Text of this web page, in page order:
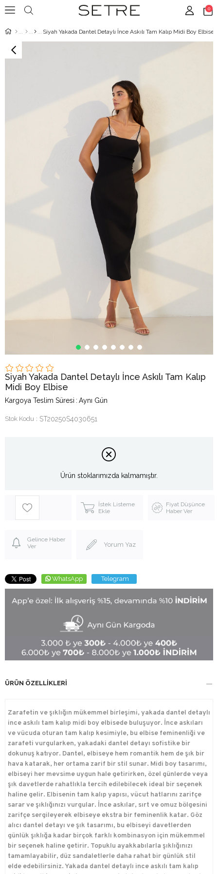
0
Siyah Yakada Dantel Detaylı İnce Askılı Tam Kalıp Midi Boy Elbise
Siyah Yakada Dantel Detaylı İnce Askılı Tam Kalıp
Midi Boy Elbise
Kargoya Teslim Süresi : Aynı Gün
Stok Kodu ST20250S4030651
Ürün stoklarımızda kalmamıştır.
İstek Listeme
Ekle
Fiyat Düşünce
Haber Ver
Gelince Haber
Ver
Yorum Yaz
WhatsApp Telegram
ÜRÜN ÖZELLIKLERI
Zarafetin ve şıklığın mükemmel birleşimi, yakada dantel detaylı
ince askılı tam kalıp midi boy elbisede buluşuyor. İnce askıları
ve vücuda oturan tam kalıp kesimiyle, bu elbise feminenliği ve
zarafeti vurgularken, yakadaki dantel detayı sofistike bir
dokunuş katıyor. Dantel, elbiseye hem romantik hem de şık bir
hava katarak, her ortama zarif bir stil sunar. Midi boy tasarımı,
elbiseyi her mevsime uygun hale getirirken, özel günlerde veya
şık davetlerde rahatlıkla tercih edilebilecek ideal bir seçenek
haline gelir. Elbisenin tam kalıp yapısı, vücut hatlarını zarifçe
sarar ve şıklığınızı vurgular. İnce askılar, sırt ve omuz bölgesini
zarifçe sergileyerek elbiseye ekstra bir feminenlik katar. Göz
alıcı dantel detayı ve şık tasarımı, bu elbiseyi davetlerden
günlük şıklığa kadar birçok farklı kombinasyon için mükemmel
bir seçenek haline getirir. Topuklu ayakkabılarla şıklığınızı
tamamlayabilir, düz sandaletlerle daha rahat bir günlük stil
elde edebilirsiniz. Yakada dantel detaylı ince askılı tam kalıp